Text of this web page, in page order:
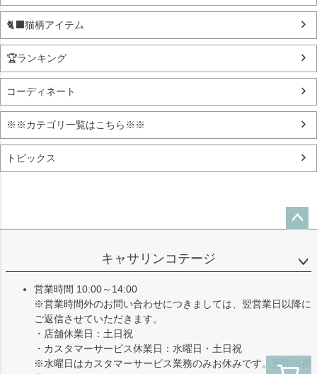
🐈‍⬛猫柄アイテム
🏆ランキング
コーディネート
※※カテゴリ一覧はこちら※※
トピックス
ップ
キャサリンコテージ
営業時間 10:00～14:00
※営業時間外のお問い合わせにつきましては、翌営業日以降に
ご返信させていただきます。
・店舗休業日：土日祝
・カスタマーサービス休業日：水曜日・土日祝
※水曜日はカスタマーサービス業務のみお休みです。受注出荷